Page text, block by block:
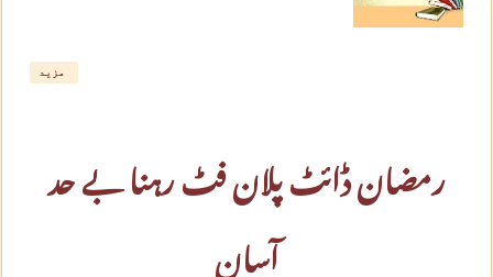
مزید
رمضان ڈائٹ پلان فٹ رہنا بے حد
آسان